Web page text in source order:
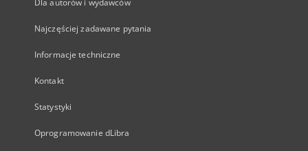
Dla autorów i wydawców
Najczęściej zadawane pytania
Informacje techniczne
Kontakt
Statystyki
Oprogramowanie dLibra